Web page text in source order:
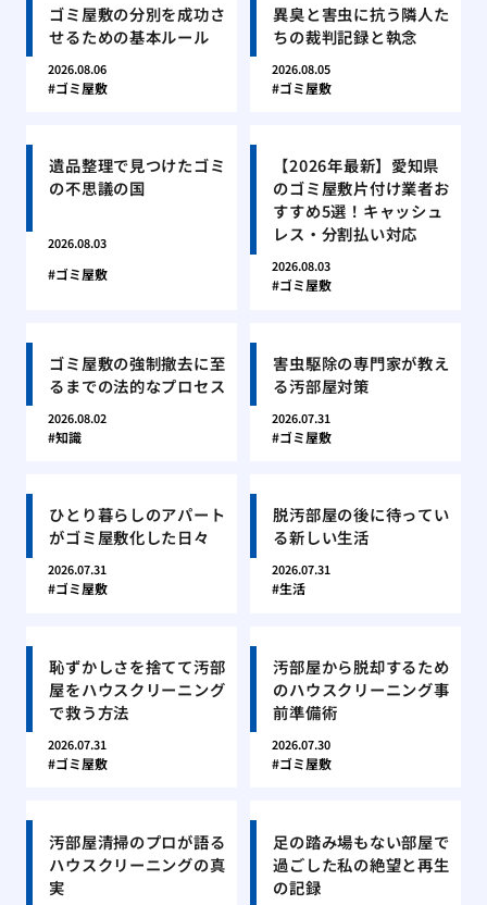
ゴミ屋敷の分別を成功さ
せるための基本ルール
2026.08.06
ゴミ屋敷
異臭と害虫に抗う隣人た
ちの裁判記録と執念
2026.08.05
ゴミ屋敷
遺品整理で見つけたゴミ
の不思議の国
2026.08.03
ゴミ屋敷
【2026年最新】愛知県
のゴミ屋敷片付け業者お
すすめ5選！キャッシュ
レス・分割払い対応
2026.08.03
ゴミ屋敷
ゴミ屋敷の強制撤去に至
るまでの法的なプロセス
2026.08.02
知識
害虫駆除の専門家が教え
る汚部屋対策
2026.07.31
ゴミ屋敷
ひとり暮らしのアパート
がゴミ屋敷化した日々
2026.07.31
ゴミ屋敷
脱汚部屋の後に待ってい
る新しい生活
2026.07.31
生活
恥ずかしさを捨てて汚部
屋をハウスクリーニング
で救う方法
2026.07.31
ゴミ屋敷
汚部屋から脱却するため
のハウスクリーニング事
前準備術
2026.07.30
ゴミ屋敷
汚部屋清掃のプロが語る
ハウスクリーニングの真
実
足の踏み場もない部屋で
過ごした私の絶望と再生
の記録